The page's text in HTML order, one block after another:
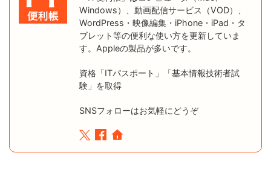
Windows）、動画配信サービス（VOD）、
WordPress・映像編集・iPhone・iPad・タ
ブレット等の便利な使い方を更新していま
す。Appleの製品が多いです。
資格「ITパスポート」「基本情報技術者試
験」を取得
SNSフォローはお気軽にどうぞ